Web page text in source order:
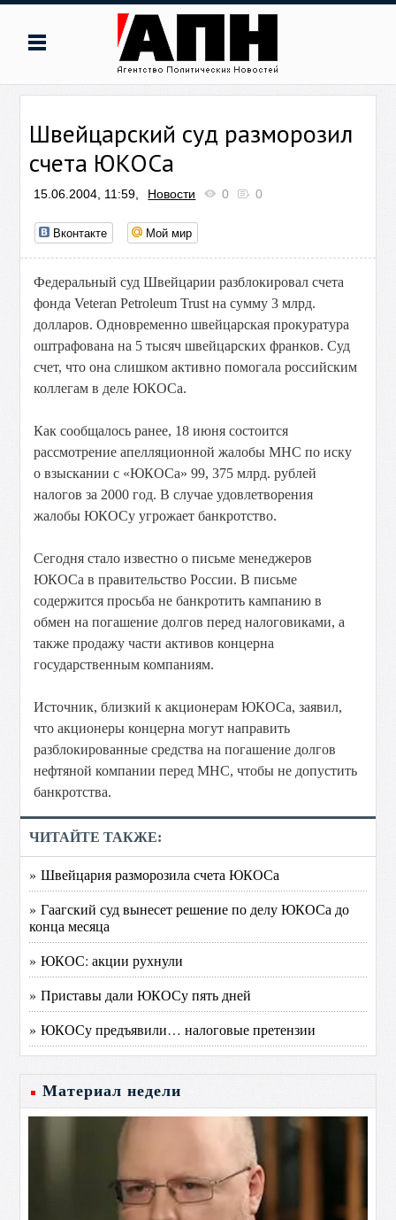
Швейцарский суд разморозил
счета ЮКОСа
15.06.2004, 11:59, Новости 0 0
Вконтакте Мой мир
Федеральный суд Швейцарии разблокировал счета
фонда Veteran Petroleum Trust на сумму 3 млрд.
долларов. Одновременно швейцарская прокуратура
оштрафована на 5 тысяч швейцарских франков. Суд
счет, что она слишком активно помогала российским
коллегам в деле ЮКОСа.
Как сообщалось ранее, 18 июня состоится
рассмотрение апелляционной жалобы МНС по иску
о взыскании с «ЮКОСа» 99, 375 млрд. рублей
налогов за 2000 год. В случае удовлетворения
жалобы ЮКОСу угрожает банкротство.
Сегодня стало известно о письме менеджеров
ЮКОСа в правительство России. В письме
содержится просьба не банкротить кампанию в
обмен на погашение долгов перед налоговиками, а
также продажу части активов концерна
государственным компаниям.
Источник, близкий к акционерам ЮКОСа, заявил,
что акционеры концерна могут направить
разблокированные средства на погашение долгов
нефтяной компании перед МНС, чтобы не допустить
банкротства.
ЧИТАЙТЕ ТАКЖЕ:
» Швейцария разморозила счета ЮКОСа
» Гаагский суд вынесет решение по делу ЮКОСа до
конца месяца
» ЮКОС: акции рухнули
» Приставы дали ЮКОСу пять дней
» ЮКОСу предъявили… налоговые претензии
Материал недели